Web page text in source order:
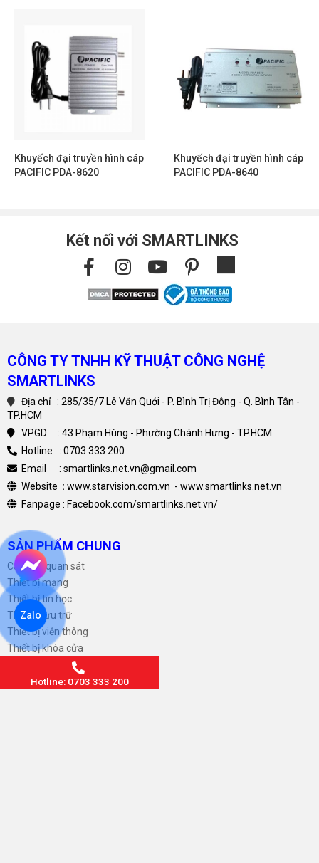
Khuyếch đại truyền hình cáp
PACIFIC PDA-8620
Khuyếch đại truyền hình cáp
PACIFIC PDA-8640
Kết nối với SMARTLINKS
CÔNG TY TNHH KỸ THUẬT CÔNG NGHỆ
SMARTLINKS
Địa chỉ : 285/35/7 Lê Văn Quới - P. Bình Trị Đông - Q. Bình Tân -
TP.HCM
VPGD : 43 Phạm Hùng - Phường Chánh Hưng - TP.HCM
Hotline : 0703 333 200
Email : smartlinks.net.vn@gmail.com
Website : www.starvision.com.vn - www.smartlinks.net.vn
Fanpage : Facebook.com/smartlinks.net.vn/
SẢN PHẨM CHUNG
Camera quan sát
Thiết bị mạng
Thiết bị tin học
Thiết bị lưu trữ
Thiết bị viễn thông
Thiết bị khóa cửa
Dây cáp và Phụ kiện
Hotline: 0703 333 200
Zalo